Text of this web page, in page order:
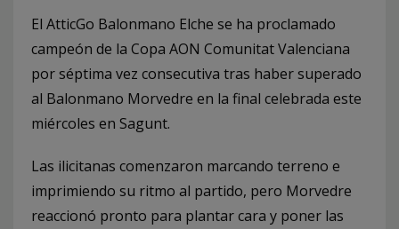
El AtticGo Balonmano Elche se ha proclamado
campeón de la Copa AON Comunitat Valenciana
por séptima vez consecutiva tras haber superado
al Balonmano Morvedre en la final celebrada este
miércoles en Sagunt.
Las ilicitanas comenzaron marcando terreno e
imprimiendo su ritmo al partido, pero Morvedre
reaccionó pronto para plantar cara y poner las